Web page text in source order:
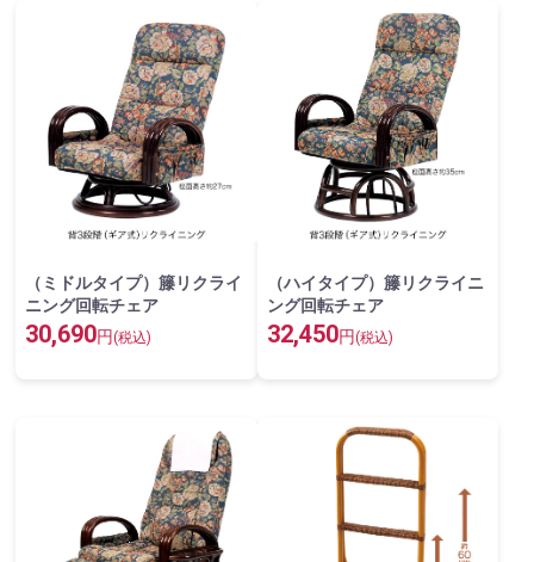
（ミドルタイプ）籐リクライ
ニング回転チェア
30,690円 (税込)
（ハイタイプ）籐リクライニ
ング回転チェア
32,450円 (税込)